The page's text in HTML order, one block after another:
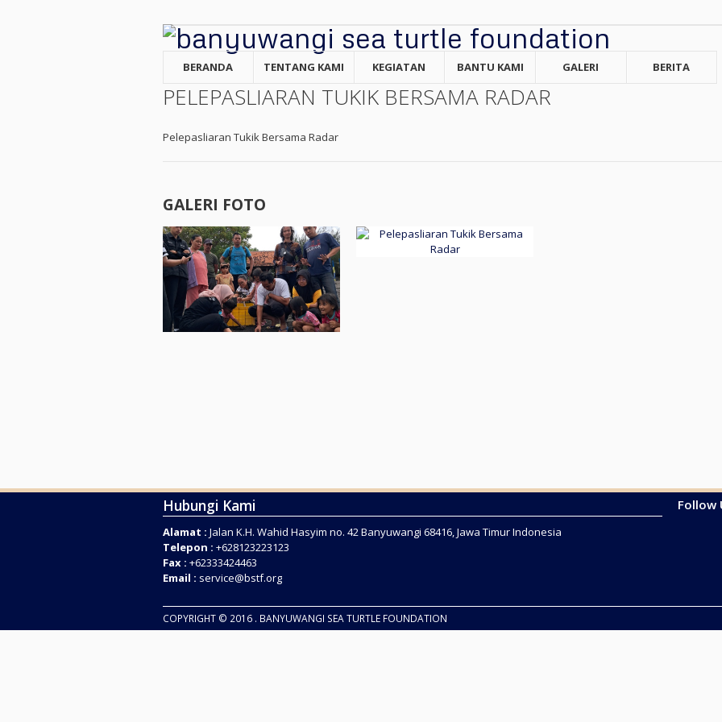
BERANDA TENTANG KAMI KEGIATAN BANTU KAMI GALERI BERITA
PELEPASLIARAN TUKIK BERSAMA RADAR
Pelepasliaran Tukik Bersama Radar
GALERI FOTO
Hubungi Kami
Alamat : Jalan K.H. Wahid Hasyim no. 42 Banyuwangi 68416, Jawa Timur Indonesia
Telepon : +628123223123
Fax : +62333424463
Email : service@bstf.org
Follow
COPYRIGHT © 2016 . BANYUWANGI SEA TURTLE FOUNDATION